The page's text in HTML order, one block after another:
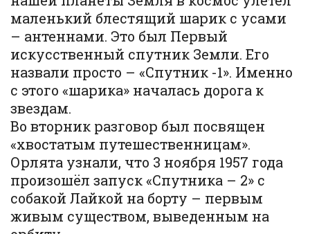
маленький блестящий шарик с усами
– антеннами. Это был Первый
искусственный спутник Земли. Его
назвали просто – «Спутник -1». Именно
с этого «шарика» началась дорога к
звездам.
Во вторник разговор был посвящен
«хвостатым путешественницам».
Орлята узнали, что 3 ноября 1957 года
произошёл запуск «Спутника – 2» с
собакой Лайкой на борту – первым
живым существом, выведенным на